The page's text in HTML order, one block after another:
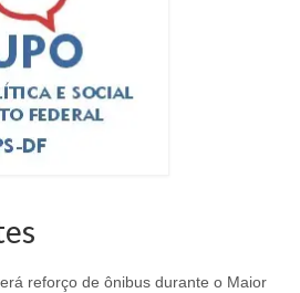
reforço de ônibus durante o Maior